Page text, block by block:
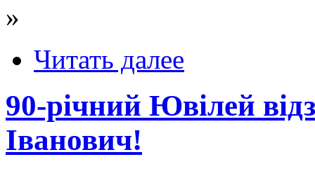
»
Читать далее
90-річний Ювілей
Іванович!